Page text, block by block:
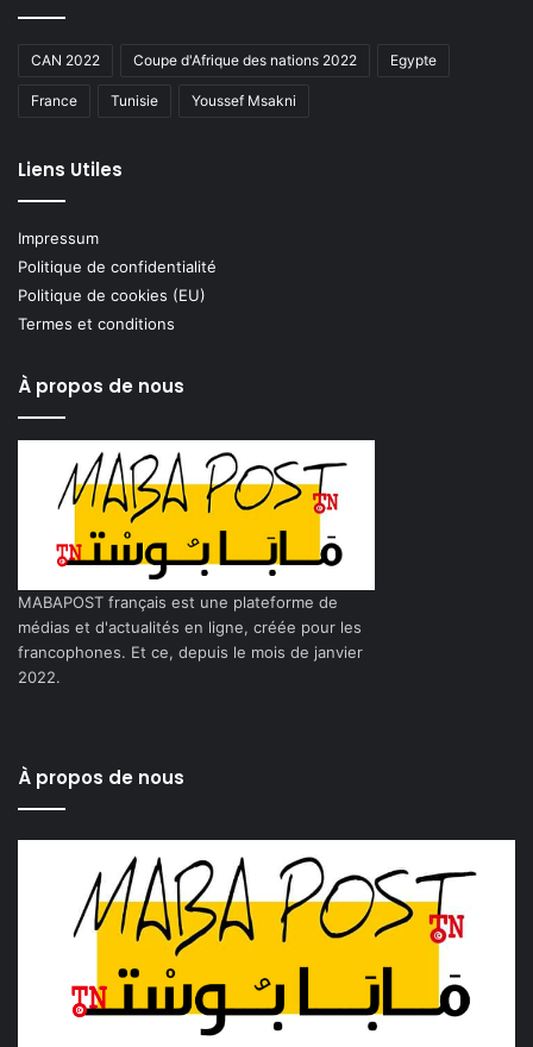
CAN 2022 Coupe d'Afrique des nations 2022 Egypte
France Tunisie Youssef Msakni
Liens Utiles
Impressum
Politique de confidentialité
Politique de cookies (EU)
Termes et conditions
À propos de nous
MABAPOST français est une plateforme de
médias et d'actualités en ligne, créée pour les
francophones. Et ce, depuis le mois de janvier
2022.
À propos de nous